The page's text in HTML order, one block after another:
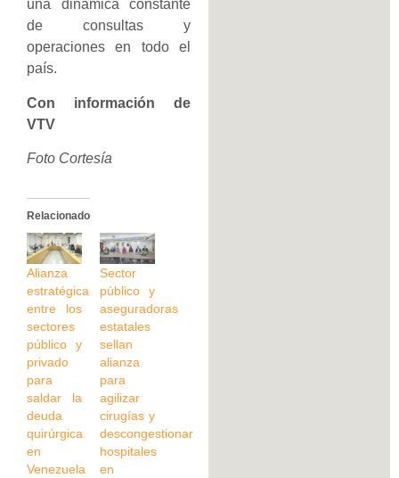
una dinámica constante
de consultas y
operaciones en todo el
país.
Con información de
VTV
Foto Cortesía
Relacionado
Alianza
estratégica
entre los
sectores
público y
privado
para
saldar la
deuda
quirúrgica
en
Venezuela
Sector
público y
aseguradoras
estatales
sellan
alianza
para
agilizar
cirugías y
descongestionar
hospitales
en